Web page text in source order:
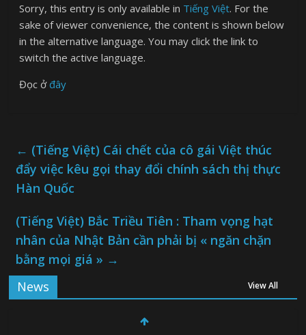
Sorry, this entry is only available in Tiếng Việt. For the
sake of viewer convenience, the content is shown below
in the alternative language. You may click the link to
switch the active language.
Đọc ởđây
← (Tiếng Việt) Cái chết của cô gái Việt thúc
đẩy việc kêu gọi thay đổi chính sách thị thực
Hàn Quốc
(Tiếng Việt) Bắc Triều Tiên : Tham vọng hạt
nhân của Nhật Bản cần phải bị « ngăn chặn
bằng mọi giá » →
News
View All